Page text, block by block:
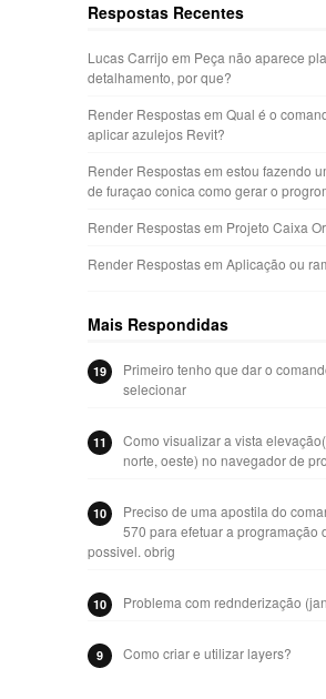
Respostas Recentes
Lucas Carrijo em Peça não aparece
detalhamento, por que?
Render Respostasem Qual é o
aplicar azulejos Revit?
Render Respostasem estou fazendo
de furaçao conica como gerar o
Render Respostasem Projeto Caixa
Render Respostasem Aplicação ou
Mais Respondidas
19
Primeiro tenho que dar o
selecionar
11
Como visualizar a vista
norte, oeste) no navegador de
10
Preciso de uma apostila do
570 para efetuar a programação
possivel. obrig
10 Problema com rednderização
9 Como criar e utilizar layers?